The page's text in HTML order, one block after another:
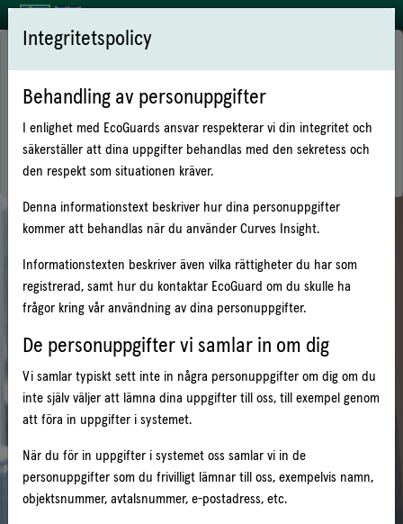
Integritetspolicy
Behandling av personuppgifter
I enlighet med EcoGuards ansvar respekterar vi din integritet och
säkerställer att dina uppgifter behandlas med den sekretess och
den respekt som situationen kräver.
Denna informationstext beskriver hur dina personuppgifter
kommer att behandlas när du använder Curves Insight.
Informationstexten beskriver även vilka rättigheter du har som
registrerad, samt hur du kontaktar EcoGuard om du skulle ha
frågor kring vår användning av dina personuppgifter.
De personuppgifter vi samlar in om dig
Vi samlar typiskt sett inte in några personuppgifter om dig om du
inte själv väljer att lämna dina uppgifter till oss, till exempel genom
att föra in uppgifter i systemet.
När du för in uppgifter i systemet oss samlar vi in de
personuppgifter som du frivilligt lämnar till oss, exempelvis namn,
objektsnummer, avtalsnummer, e-postadress, etc.
Välkommen till Curves Insight!
Se om du förbrukar mer eller mindre än vad som är normalt
Se om du har minskat eller ökat din förbrukning
Se dina kostnader
Läsa ditt avtal
Logga in med de uppgifter som du fått av din hyresvärd.
Användarnamn / objektnummer:
Lösenord:
Håll mig inloggad
Logga In